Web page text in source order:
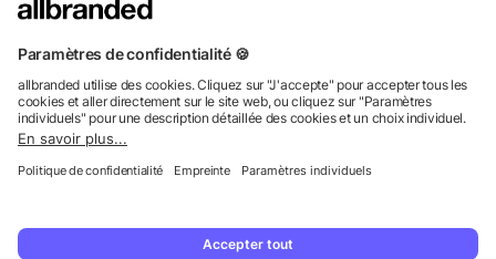
Nous commercialisons nos objets publicitaires et articles
non aux personnes privées.